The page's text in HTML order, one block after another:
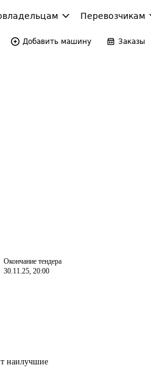
Перевозчикам
Добавить машину Заказы
Окончание тендера
30.11.25, 20:00
наилучшие